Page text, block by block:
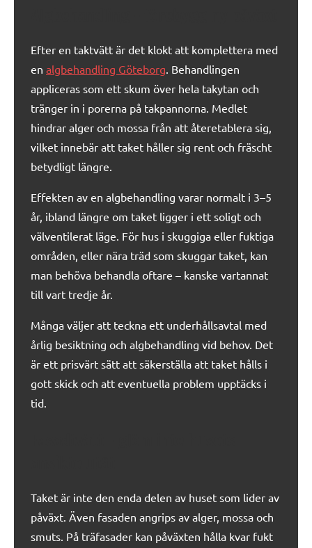
Efter en taktvätt är det klokt att komplettera med
en algbehandling Göteborg. Behandlingen
appliceras som ett skum över hela takytan och
tränger in i porerna på takpannorna. Medlet
hindrar alger och mossa från att återetablera sig,
vilket innebär att taket håller sig rent och fräscht
betydligt längre.
Effekten av en algbehandling varar normalt i 3–5
år, ibland längre om taket ligger i ett soligt och
välventilerat läge. För hus i skuggiga eller fuktiga
områden, eller nära träd som skuggar taket, kan
man behöva behandla oftare – kanske vartannat
till vart tredje år.
Många väljer att teckna ett underhållsavtal med
årlig besiktning och algbehandling vid behov. Det
är ett prisvärt sätt att säkerställa att taket hålls i
gott skick och att eventuella problem upptäcks i
tid.
Taket är inte den enda delen av huset som lider av
påväxt. Även fasaden angrips av alger, mossa och
smuts. På träfasader kan påväxten hålla kvar fukt